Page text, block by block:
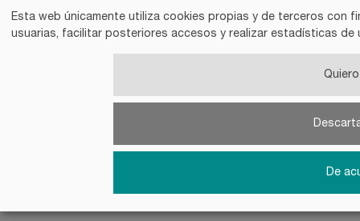
Esta web únicamente utiliza cookies propias y de terceros con
usuarias, facilitar posteriores accesos y realizar estadísticas
De